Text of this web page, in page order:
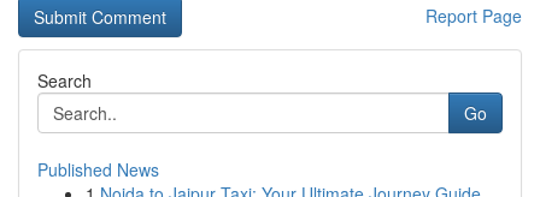
Report Page
Search
Go
Published News